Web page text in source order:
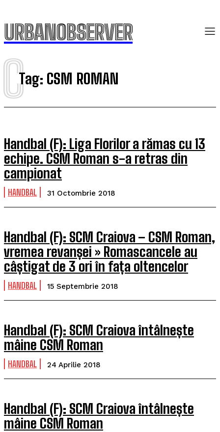
URBANOBSERVER
Tag: CSM ROMAN
C
Handbal (F): Liga Florilor a rămas cu 13
echipe. CSM Roman s-a retras din
campionat
HANDBAL 31 Octombrie 2018
Handbal (F): SCM Craiova – CSM Roman,
vremea revanșei » Romascancele au
câștigat de 3 ori în fața oltencelor
HANDBAL 15 Septembrie 2018
Handbal (F): SCM Craiova întâlnește
mâine CSM Roman
HANDBAL 24 Aprilie 2018
Handbal (F): SCM Craiova întâlnește
mâine CSM Roman